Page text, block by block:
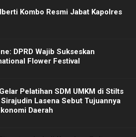
Kombo Resmi Jabat Kapolres
DPRD Wajib Sukseskan
Flower Festival
Pelatihan SDM UMKM di Stilts
Lasena Sebut Tujuannya
Daerah